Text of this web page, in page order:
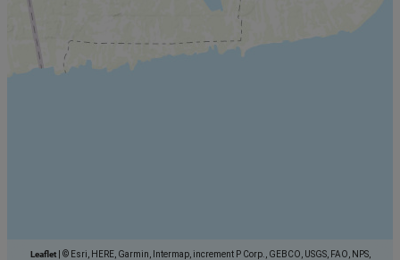
Leaflet
© Esri, HERE, Garmin, Intermap, increment P Corp., GEBCO, USGS, FAO, NPS,